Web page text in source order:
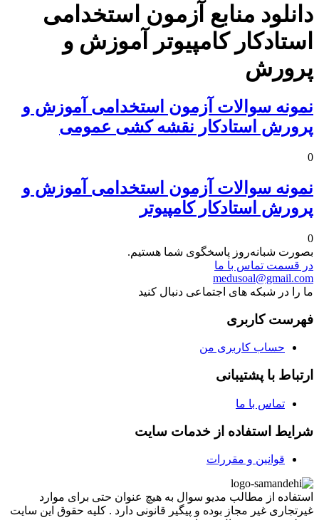
دانلود منابع آزمون استخدامی
استادکار کامپیوتر آموزش و
پرورش
نمونه سوالات آزمون استخدامی آموزش و
پرورش استادکار نقشه کشی عمومی
0
نمونه سوالات آزمون استخدامی آموزش و
پرورش استادکار کامپیوتر
0
بصورت شبانه‌روز پاسخگوی شما هستیم.
در قسمت تماس با ما
medusoal@gmail.com
ما را در شبکه های اجتماعی دنبال کنید
فهرست کاربری
حساب کاربری من
ارتباط با پشتیبانی
تماس با ما
شرایط استفاده از خدمات سایت
قوانین و مقررات
استفاده از مطالب مدیو سوال به هیچ عنوان حتی برای موارد
غیرتجاری غیر مجاز بوده و پیگیر قانونی دارد . کلیه حقوق این سایت